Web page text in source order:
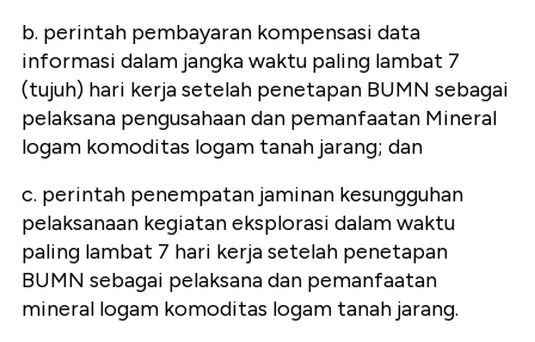
b. perintah pembayaran kompensasi data
informasi dalam jangka waktu paling lambat 7
(tujuh) hari kerja setelah penetapan BUMN sebagai
pelaksana pengusahaan dan pemanfaatan Mineral
logam komoditas logam tanah jarang; dan
c. perintah penempatan jaminan kesungguhan
pelaksanaan kegiatan eksplorasi dalam waktu
paling lambat 7 hari kerja setelah penetapan
BUMN sebagai pelaksana dan pemanfaatan
mineral logam komoditas logam tanah jarang.